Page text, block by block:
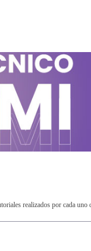
realizados por cada uno